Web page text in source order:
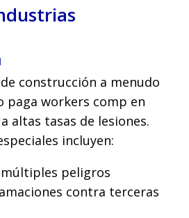
construcción a menudo
paga workers comp en
altas tasas de lesiones.
incluyen:
múltiples peligros
contra terceras